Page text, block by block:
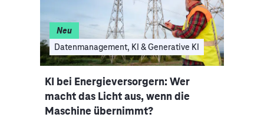
Datenmanagement, KI & Generative KI
Neu
KI bei Energieversorgern: Wer
macht das Licht aus, wenn die
Maschine übernimmt?